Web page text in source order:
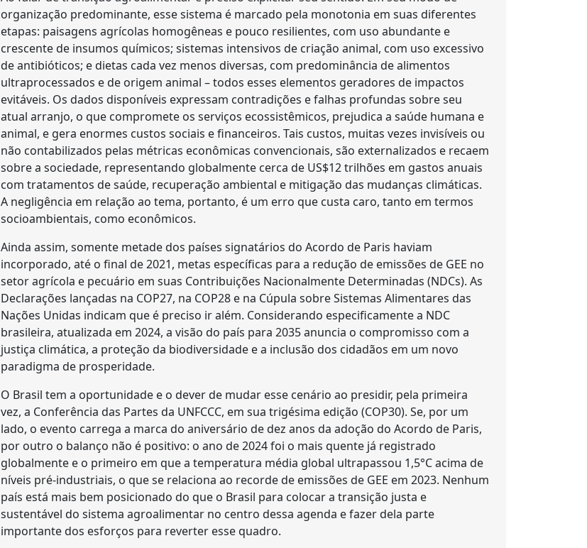
organização predominante, esse sistema é marcado pela monotonia em suas diferentes
etapas: paisagens agrícolas homogêneas e pouco resilientes, com uso abundante e
crescente de insumos químicos; sistemas intensivos de criação animal, com uso excessivo
de antibióticos; e dietas cada vez menos diversas, com predominância de alimentos
ultraprocessados e de origem animal – todos esses elementos geradores de impactos
evitáveis. Os dados disponíveis expressam contradições e falhas profundas sobre seu
atual arranjo, o que compromete os serviços ecossistêmicos, prejudica a saúde humana e
animal, e gera enormes custos sociais e financeiros. Tais custos, muitas vezes invisíveis ou
não contabilizados pelas métricas econômicas convencionais, são externalizados e recaem
sobre a sociedade, representando globalmente cerca de US$12 trilhões em gastos anuais
com tratamentos de saúde, recuperação ambiental e mitigação das mudanças climáticas.
A negligência em relação ao tema, portanto, é um erro que custa caro, tanto em termos
socioambientais, como econômicos.
Ainda assim, somente metade dos países signatários do Acordo de Paris haviam
incorporado, até o final de 2021, metas específicas para a redução de emissões de GEE no
setor agrícola e pecuário em suas Contribuições Nacionalmente Determinadas (NDCs). As
Declarações lançadas na COP27, na COP28 e na Cúpula sobre Sistemas Alimentares das
Nações Unidas indicam que é preciso ir além. Considerando especificamente a NDC
brasileira, atualizada em 2024, a visão do país para 2035 anuncia o compromisso com a
justiça climática, a proteção da biodiversidade e a inclusão dos cidadãos em um novo
paradigma de prosperidade.
O Brasil tem a oportunidade e o dever de mudar esse cenário ao presidir, pela primeira
vez, a Conferência das Partes da UNFCCC, em sua trigésima edição (COP30). Se, por um
lado, o evento carrega a marca do aniversário de dez anos da adoção do Acordo de Paris,
por outro o balanço não é positivo: o ano de 2024 foi o mais quente já registrado
globalmente e o primeiro em que a temperatura média global ultrapassou 1,5°C acima de
níveis pré-industriais, o que se relaciona ao recorde de emissões de GEE em 2023. Nenhum
país está mais bem posicionado do que o Brasil para colocar a transição justa e
sustentável do sistema agroalimentar no centro dessa agenda e fazer dela parte
importante dos esforços para reverter esse quadro.